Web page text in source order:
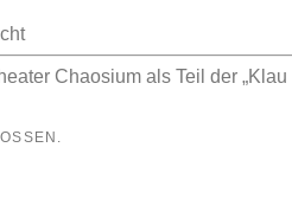
Chaosium als Teil der